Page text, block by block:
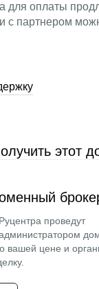
для оплаты
с партнером
этот
проведут
вашей цене и